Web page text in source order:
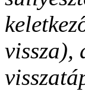
vissza),